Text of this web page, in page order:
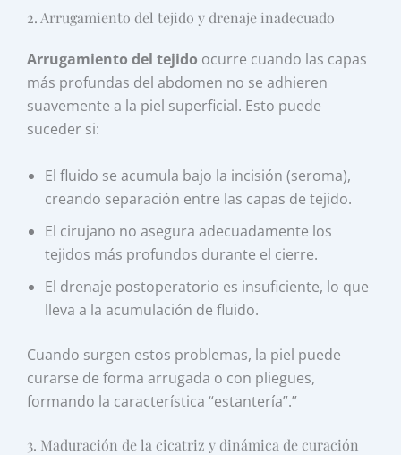
2. Arrugamiento del tejido y drenaje inadecuado
Arrugamiento del tejido ocurre cuando las capas
más profundas del abdomen no se adhieren
suavemente a la piel superficial. Esto puede
suceder si:
El fluido se acumula bajo la incisión (seroma),
creando separación entre las capas de tejido.
El cirujano no asegura adecuadamente los
tejidos más profundos durante el cierre.
El drenaje postoperatorio es insuficiente, lo que
lleva a la acumulación de fluido.
Cuando surgen estos problemas, la piel puede
curarse de forma arrugada o con pliegues,
formando la característica “estantería”.”
3. Maduración de la cicatriz y dinámica de curación